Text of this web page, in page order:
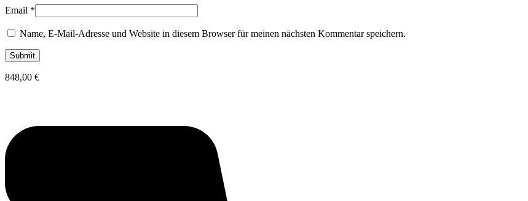
Email *
Name, E-Mail-Adresse und Website in diesem Browser für meinen nächsten Kommentar speichern.
848,00 €